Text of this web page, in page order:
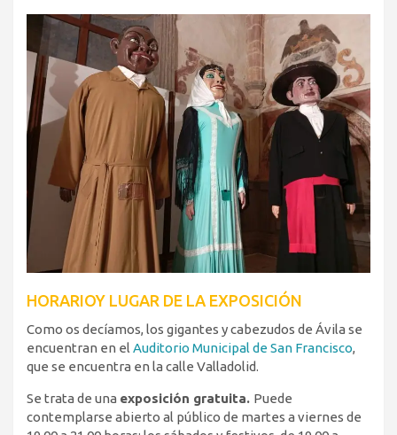
HORARIOY LUGAR DE LA EXPOSICIÓN
Como os decíamos, los gigantes y cabezudos de Ávila se
encuentran en el Auditorio Municipal de San Francisco,
que se encuentra en la calle Valladolid.
Se trata de una exposición gratuita. Puede
contemplarse abierto al público de martes a viernes de